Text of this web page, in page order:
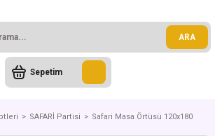
ARA
Sepetim
SAFARİ Partisi Safari Masa Örtüsü 120x180